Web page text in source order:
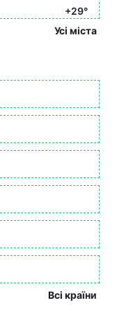
+29°
Усі міста
Всі країни